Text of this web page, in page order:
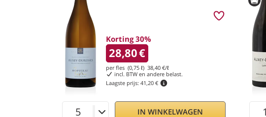
Korting 30%
28,80€
per fles (0,75 ℓ) 38,40 €/ℓ
incl. BTW en andere belast.
Laagste prijs: 41,20 €
IN WINKELWAGEN